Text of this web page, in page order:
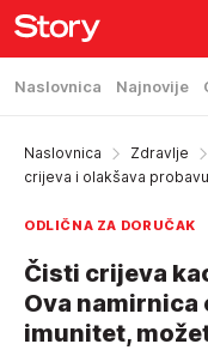
Naslovnica Najnovije
Naslovnica Zdravlje
crijeva i olakšava probavu
ODLIČNA ZA DORUČAK
Čisti crijeva
Ova namirnica
imunitet,